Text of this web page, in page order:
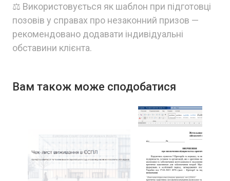
⚖️ Використовується як шаблон при підготовці
позовів у справах про незаконний призов —
рекомендовано додавати індивідуальні
обставини клієнта.
Вам також може сподобатися